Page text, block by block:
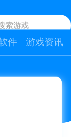
件 游戏资讯